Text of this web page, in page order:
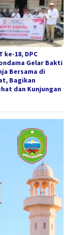
ke-18, DPC
Gelar Bakti
Bersama di
Bagikan
dan Kunjungan